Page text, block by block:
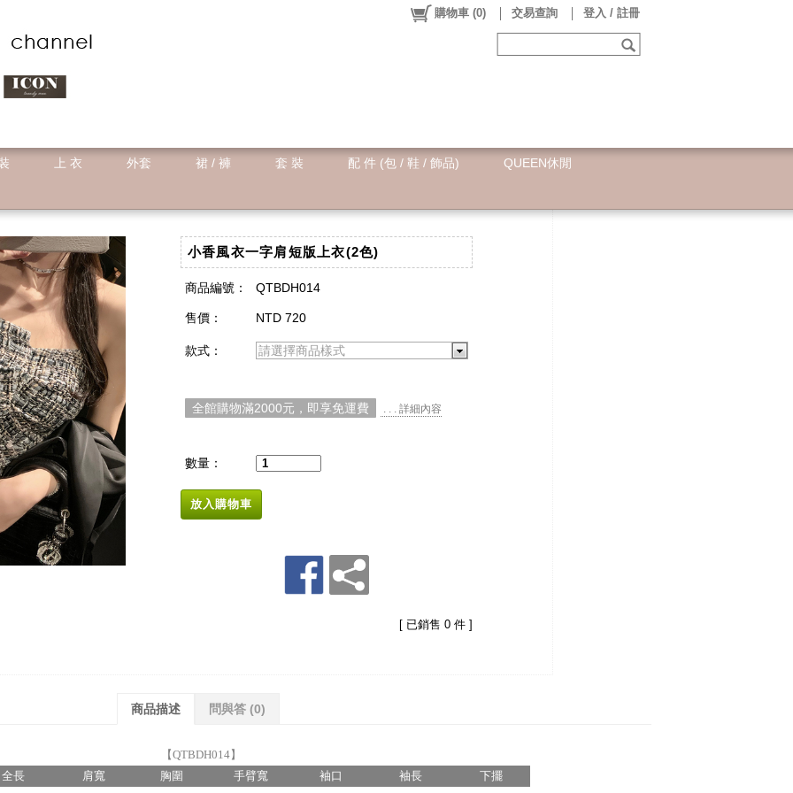
購物車 (0) 交易查詢 登入 / 註冊
上 衣 外套 裙 / 褲 套 裝 配 件 (包 / 鞋 / 飾品) QUEEN休閒
小香風衣一字肩短版上衣(2色)
商品編號： QTBDH014
售價： NTD 720
款式： 請選擇商品樣式
全館購物滿2000元，即享免運費 . . . 詳細內容
數量：
放入購物車
[ 已銷售 0 件 ]
商品描述 問與答 (0)